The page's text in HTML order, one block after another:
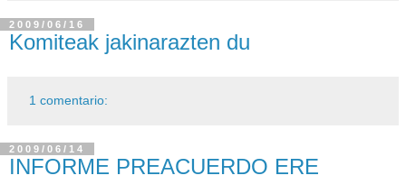
2009/06/16
Komiteak jakinarazten du
1 comentario:
2009/06/14
INFORME PREACUERDO ERE